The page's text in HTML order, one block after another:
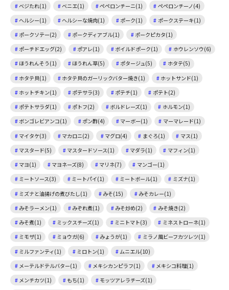
ベジたれ(1)
ベニエ(1) ペペロンチーニ(1)
ペペロンチーノ(4)
ヘルシー(1)
ヘルシーな焼肉(1) ポーク(1)
ポークステーキ(1)
ポークソテー(2)
ポークディアブル(1)
ポークピカタ(1)
ポーチドエッグ(2)
ポアレ(1) ボイルドポーク(1)
ホウレンソウ(6)
ほうれんそう(1)
ほうれん草(5) ポタージュ(5)
ホタテ(5)
ホタテ貝(1)
ホタテ貝のガーリックバター焼き(1)
ホットサンド(1)
ホットチキン(1)
ポテサラ(3) ポテチ(1)
ポテト(2)
ポテトサラダ(1)
ポトフ(2) ボルドレーズ(1)
ホルモン(1)
ボンゴレビアンコ(1)
ポン酢(4) マーボー(1)
マーマレード(1)
マイタケ(3)
マカロニ(2) マグロ(4) まぐろ(1)
マス(1)
マスタード(5)
マスタードソース(1) マダラ(1)
マフィン(1)
マヨ(1)
マヨネーズ(8) マリネ(7)
マンゴー(1)
ミートソース(3)
ミートパイ(1) ミートボール(1)
ミズナ(1)
ミズナと油揚げの煮びたし(1)
みそ(15)
みそカレー(1)
みそラーメン(1)
みぞれ煮(1) みそ炒め(2)
みそ焼き(2)
みそ煮(1)
ミックスチーズ(1) ミニトマト(3)
ミネストローネ(1)
ミモザ(1)
ミョウガ(6) みょうが(1)
ミラノ風ビーフカツレツ(1)
ミルファンティ(1)
ミロトン(1)
ムニエル(10)
メーテルドテルバター(1)
メキシカンピラフ(1)
メキシコ料理(1)
メンチカツ(1)
もち(1)
モッツアレラチーズ(1)